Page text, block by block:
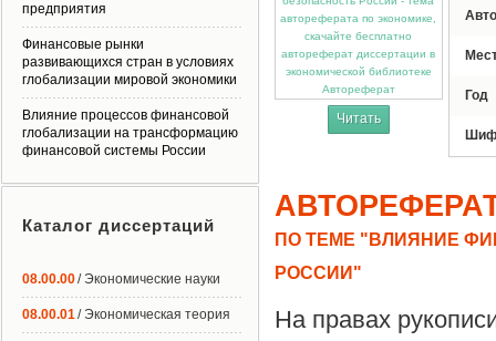
Автореферат
Читать
Год
ПО ТЕМЕ "ВЛИЯНИЕ
РОССИИ"
На правах
предприятия
Финансовые рынки
развивающихся стран в условиях
глобализации мировой экономики
Влияние процессов финансовой
глобализации на трансформацию
финансовой системы России
Каталог диссертаций
08.00.00/ Экономические науки
08.00.01/ Экономическая теория